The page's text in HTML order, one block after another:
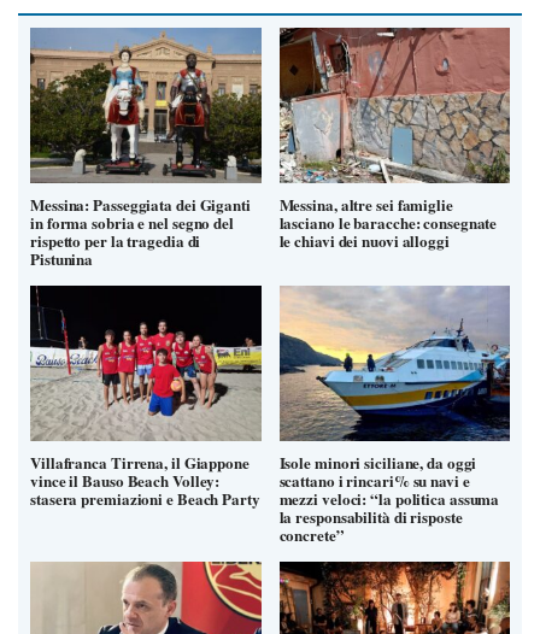
Messina: Passeggiata dei Giganti
in forma sobria e nel segno del
rispetto per la tragedia di
Pistunina
Messina, altre sei famiglie
lasciano le baracche: consegnate
le chiavi dei nuovi alloggi
Villafranca Tirrena, il Giappone
vince il Bauso Beach Volley:
stasera premiazioni e Beach Party
Isole minori siciliane, da oggi
scattano i rincari% su navi e
mezzi veloci: “la politica assuma
la responsabilità di risposte
concrete”